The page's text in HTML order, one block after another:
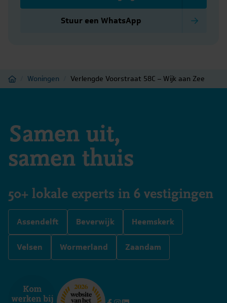
Stuur een WhatsApp
Home Woningen Verlengde Voorstraat 58C – Wijk aan Zee
Samen uit,
samen thuis
50+ lokale experts in 6 vestigingen
Assendelft Beverwijk Heemskerk
Velsen Wormerland Zaandam